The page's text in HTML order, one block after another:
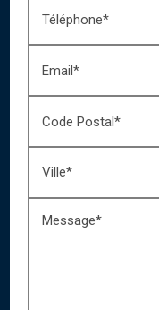
Téléphone*
Email*
Code Postal*
Ville*
Message*